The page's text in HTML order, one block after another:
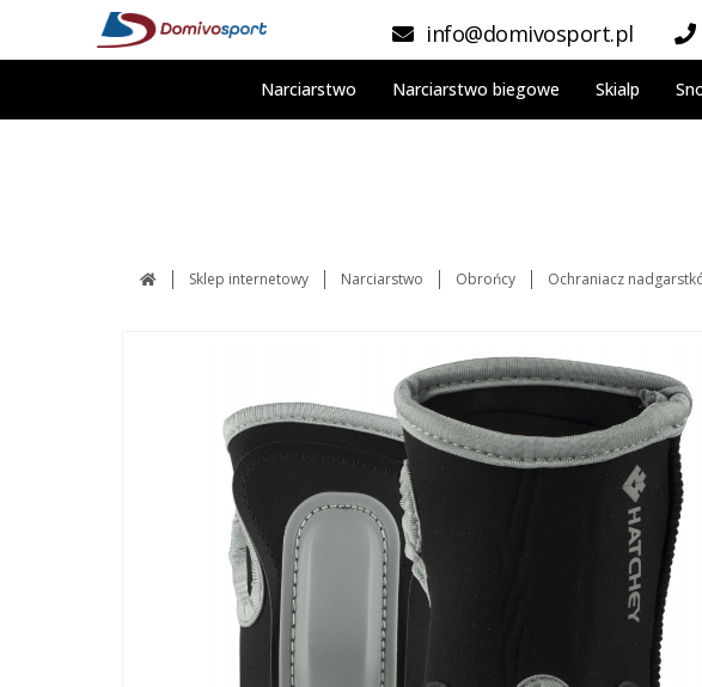
info@domivosport.pl
Narciarstwo Narciarstwo biegowe Skialp
Sklep internetowy Narciarstwo Obrońcy Ochraniacz